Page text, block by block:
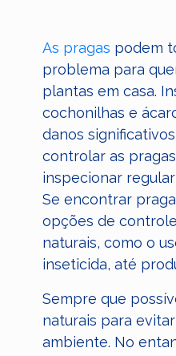
As pragas podem
problema para
plantas em casa.
cochonilhas e
danos
controlar as
inspecionar
Se encontrar
opções de
naturais, como o
inseticida, até
Sempre que
naturais para
ambiente. No